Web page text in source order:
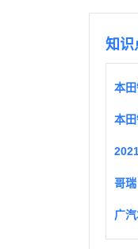
知识
本
本
哥
广